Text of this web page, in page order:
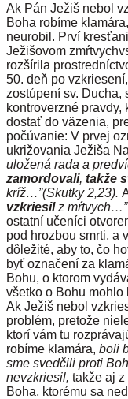
Ak Pán Ježiš nebol
Boha robíme
neurobil. Prví
Ježišovom
rozšírila
50. deň po
zostúpení sv. Ducha,
kontroverzné
dostať do väzenia,
počúvanie: V prvej
ukrižovania Ježiša
uložená rada a
zamordovali, takže
kríž…”(Skutky 2,23).
vzkriesilz mŕtvych…”
ostatní učeníci
pod hrozbou smrti, a
dôležité, aby to, čo
byť označení za
Bohu, o ktorom
všetko o Bohu
Ak Ježiš nebol
problém, pretože
ktorí vám tu
robíme klamára, boli
sme svedčili proti
nevzkriesil, takže aj
Boha, ktorému sa